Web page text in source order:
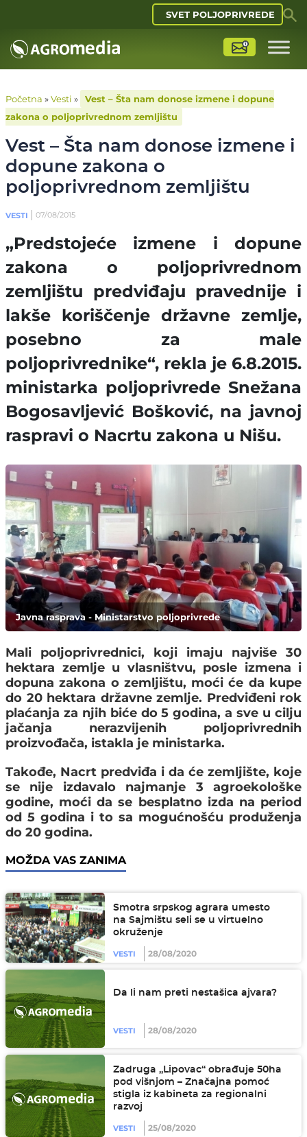
SVET POLJOPRIVREDE
Početna »Vesti »
Vest – Šta nam donose izmene i dopune
zakona o poljoprivrednom zemljištu
Vest – Šta nam donose izmene i
dopune zakona o
poljoprivrednom zemljištu
VESTI 07/08/2015
„Predstojeće izmene i dopune
zakona o poljoprivrednom
zemljištu predviđaju pravednije i
lakše koriščenje državne zemlje,
posebno za male
poljoprivrednike“, rekla je 6.8.2015.
ministarka poljoprivrede Snežana
Bogosavljević Bošković, na javnoj
raspravi o Nacrtu zakona u Nišu.
Javna rasprava - Ministarstvo poljoprivrede
Mali poljoprivrednici, koji imaju najviše 30
hektara zemlje u vlasništvu, posle izmena i
dopuna zakona o zemljištu, moći će da kupe
do 20 hektara državne zemlje. Predviđenirok
plaćanja za njih biće do 5 godina, a sve u cilju
jačanja nerazvijenih poljoprivrednih
proizvođača, istakla je ministarka.
Takođe, Nacrt predviđa i da će zemljište, koje
se nije izdavalo najmanje 3 agroekološke
godine, moći da se besplatno izda na period
od 5 godina i to sa mogućnošću produženja
do 20 godina.
MOŽDA VAS ZANIMA
Smotra srpskog agrara umesto
na Sajmištu seli se u virtuelno
okruženje
VESTI 28/08/2020
Da li nam preti nestašica ajvara?
VESTI 28/08/2020
Zadruga „Lipovac“ obrađuje 50ha
pod višnjom – Značajna pomoć
stigla iz kabineta za regionalni
razvoj
VESTI 25/08/2020